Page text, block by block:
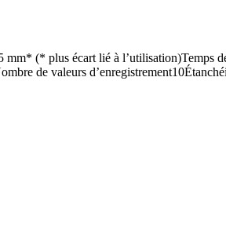
(* plus écart lié à l’utilisation)Temps
de valeurs